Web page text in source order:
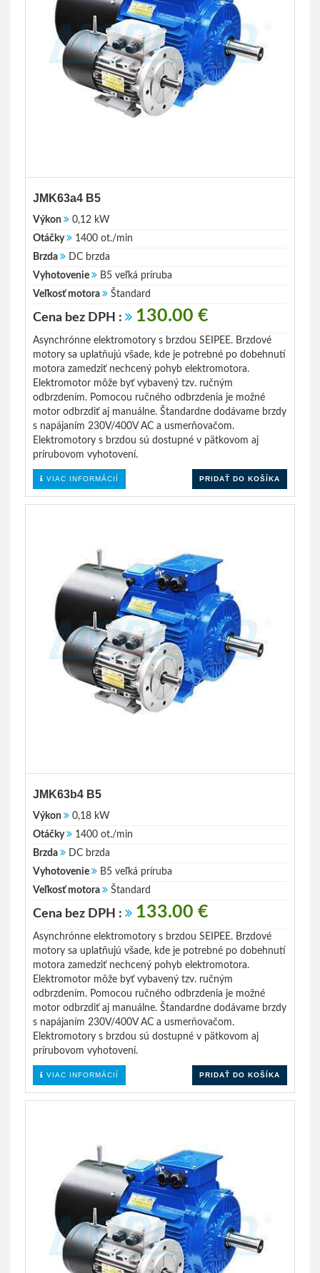
JMK63a4 B5
Výkon
0,12 kW
Otáčky
1400 ot./min
Brzda
DC brzda
Vyhotovenie
B5 veľká príruba
Veľkosť motora
Štandard
Cena bez DPH : 130.00 €
Asynchrónne elektromotory s brzdou SEIPEE. Brzdové
motory sa uplatňujú všade, kde je potrebné po dobehnutí
motora zamedziť nechcený pohyb elektromotora.
Elektromotor môže byť vybavený tzv. ručným
odbrzdením. Pomocou ručného odbrzdenia je možné
motor odbrzdiť aj manuálne. Štandardne dodávame brzdy
s napájaním 230V/400V AC a usmerňovačom.
Elektromotory s brzdou sú dostupné v pätkovom aj
prírubovom vyhotovení.
VIAC INFORMÁCIÍ PRIDAŤ DO KOŠÍKA
JMK63b4 B5
Výkon
0,18 kW
Otáčky
1400 ot./min
Brzda
DC brzda
Vyhotovenie
B5 veľká príruba
Veľkosť motora
Štandard
Cena bez DPH : 133.00 €
Asynchrónne elektromotory s brzdou SEIPEE. Brzdové
motory sa uplatňujú všade, kde je potrebné po dobehnutí
motora zamedziť nechcený pohyb elektromotora.
Elektromotor môže byť vybavený tzv. ručným
odbrzdením. Pomocou ručného odbrzdenia je možné
motor odbrzdiť aj manuálne. Štandardne dodávame brzdy
s napájaním 230V/400V AC a usmerňovačom.
Elektromotory s brzdou sú dostupné v pätkovom aj
prírubovom vyhotovení.
VIAC INFORMÁCIÍ PRIDAŤ DO KOŠÍKA